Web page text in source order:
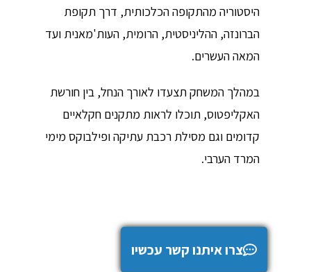
היסטוריה מהתקופה הכלכותית, דרך תקופת
הברונזה, ההליניסטית, הרומית, העות'מאנית ועד
המאה העשרים.
במהלך המשחק תצעדו לאורך הנחל, בין חורשת
האקליפטוס, תוכלו לראות מתקנים חקלאיים
קדומים וגם מסילת רכבת עתיקה ופילבוקס מימי
המרד הערבי.
צרו איתנו קשר עכשיו